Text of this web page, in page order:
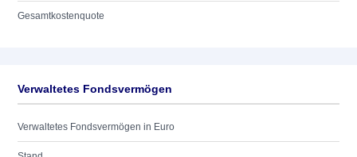
Gesamtkostenquote
Verwaltetes Fondsvermögen
Verwaltetes Fondsvermögen in Euro